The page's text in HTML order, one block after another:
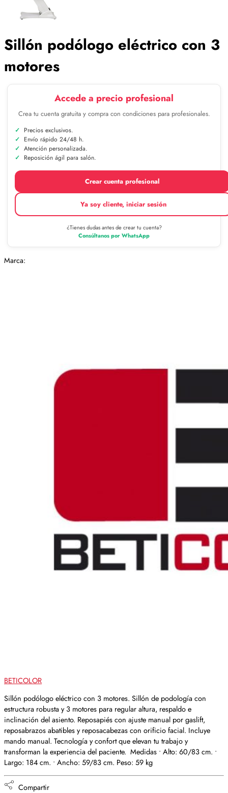
Sillón podólogo eléctrico con 3
motores
Accede a precio profesional
Crea tu cuenta gratuita y compra con condiciones para profesionales.
Precios exclusivos.
Envío rápido 24/48 h.
Atención personalizada.
Reposición ágil para salón.
Crear cuenta profesional
Ya soy cliente, iniciar sesión
¿Tienes dudas antes de crear tu cuenta?
Consúltanos por WhatsApp
Marca:
BETICOLOR
Sillón podólogo eléctrico con 3 motores. Sillón de podología con
estructura robusta y 3 motores para regular altura, respaldo e
inclinación del asiento. Reposapiés con ajuste manual por gaslift,
reposabrazos abatibles y reposacabezas con orificio facial. Incluye
mando manual. Tecnología y confort que elevan tu trabajo y
transforman la experiencia del paciente. Medidas • Alto: 60/83 cm. •
Largo: 184 cm. • Ancho: 59/83 cm. Peso: 59 kg
Compartir